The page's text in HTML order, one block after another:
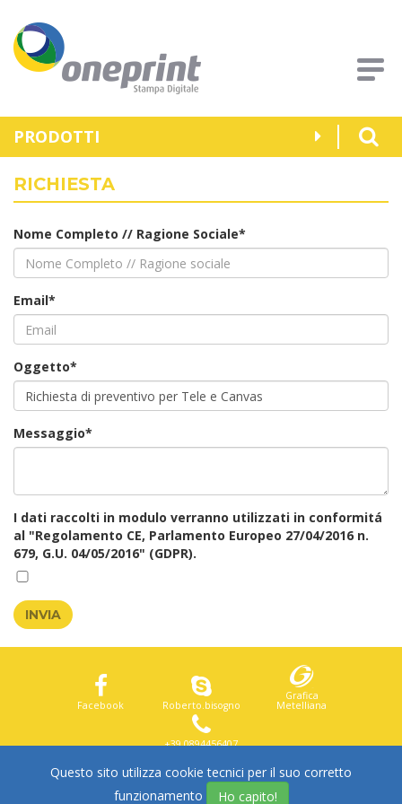
PRODOTTI
RICHIESTA
Nome Completo // Ragione Sociale*
Email*
Oggetto*
Messaggio*
I dati raccolti in modulo verranno utilizzati in conformitá
al "Regolamento CE, Parlamento Europeo 27/04/2016 n.
679, G.U. 04/05/2016" (GDPR).
INVIA
Facebook Roberto.bisogno
Grafica
Metelliana
+39 0894456407
© 2016. ONEPRINT. ALL RIGHTS RESERVED.
P.IVA: 03906350651
Questo sito utilizza cookie tecnici per il suo corretto
funzionamento
Ho capito!